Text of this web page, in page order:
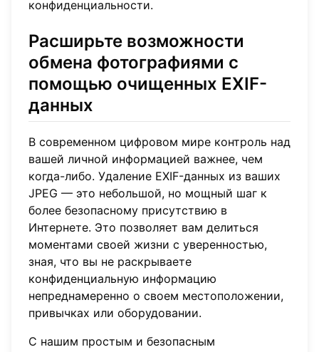
конфиденциальности.
Расширьте возможности
обмена фотографиями с
помощью очищенных EXIF-
данных
В современном цифровом мире контроль над
вашей личной информацией важнее, чем
когда-либо. Удаление EXIF-данных из ваших
JPEG — это небольшой, но мощный шаг к
более безопасному присутствию в
Интернете. Это позволяет вам делиться
моментами своей жизни с уверенностью,
зная, что вы не раскрываете
конфиденциальную информацию
непреднамеренно о своем местоположении,
привычках или оборудовании.
С нашим простым и безопасным